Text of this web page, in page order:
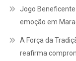
Jogo
emoção em
A Força da
reafirma